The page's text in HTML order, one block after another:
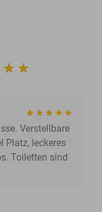
Verstellbare
Platz, leckeres
Toiletten sind